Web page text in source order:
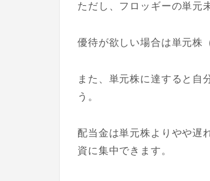
ただし、フロッギーの単元
優待が欲しい場合は単元株
また、単元株に達すると自
う。
配当金は単元株よりやや遅
資に集中できます。